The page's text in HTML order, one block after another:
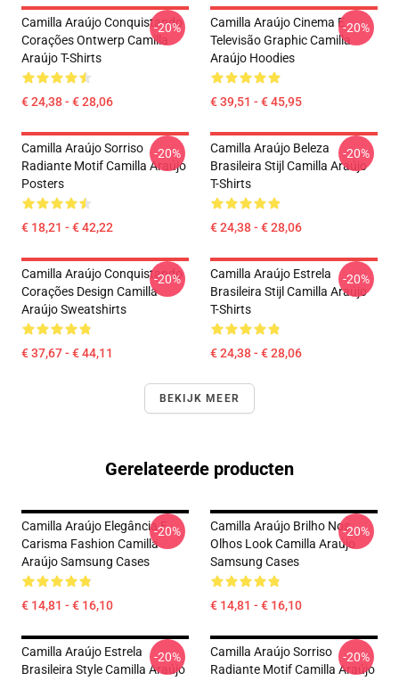
Camilla Araújo Conquistando
Corações Ontwerp Camilla
Araújo T-Shirts
€ 24,38 - € 28,06
-20%
Camilla Araújo Cinema E
Televisão Graphic Camilla
Araújo Hoodies
€ 39,51 - € 45,95
-20%
Camilla Araújo Sorriso
Radiante Motif Camilla Araújo
Posters
€ 18,21 - € 42,22
-20%
Camilla Araújo Beleza
Brasileira Stijl Camilla Araújo
T-Shirts
€ 24,38 - € 28,06
-20%
Camilla Araújo Conquistando
Corações Design Camilla
Araújo Sweatshirts
€ 37,67 - € 44,11
-20%
Camilla Araújo Estrela
Brasileira Stijl Camilla Araújo
T-Shirts
€ 24,38 - € 28,06
-20%
BEKIJK MEER
Gerelateerde producten
Camilla Araújo Elegância E
Carisma Fashion Camilla
Araújo Samsung Cases
€ 14,81 - € 16,10
-20%
Camilla Araújo Brilho Nos
Olhos Look Camilla Araújo
Samsung Cases
€ 14,81 - € 16,10
-20%
Camilla Araújo Estrela
Brasileira Style Camilla Araújo
-20%
Camilla Araújo Sorriso
Radiante Motif Camilla Araújo
-20%